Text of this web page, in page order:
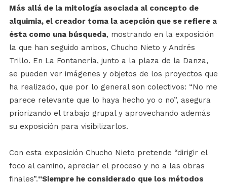
Más allá de la mitología asociada al concepto de
alquimia, el creador toma la acepción que se refiere a
ésta como una búsqueda, mostrando en la exposición
la que han seguido ambos, Chucho Nieto y Andrés
Trillo. En La Fontanería, junto a la plaza de la Danza,
se pueden ver imágenes y objetos de los proyectos que
ha realizado, que por lo general son colectivos: “No me
parece relevante que lo haya hecho yo o no”, asegura
priorizando el trabajo grupal y aprovechando además
su exposición para visibilizarlos.
Con esta exposición Chucho Nieto pretende “dirigir el
foco al camino, apreciar el proceso y no a las obras
finales”.“Siempre he considerado que los métodos